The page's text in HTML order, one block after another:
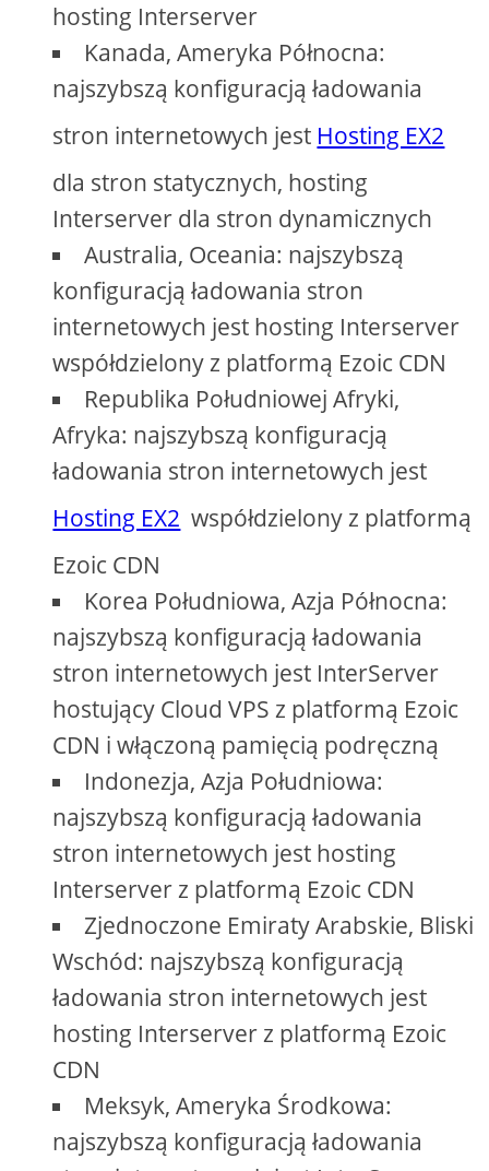
hosting Interserver
Kanada, Ameryka Północna:
najszybszą konfiguracją ładowania
stron internetowych jest Hosting EX2
dla stron statycznych, hosting
Interserver dla stron dynamicznych
Australia, Oceania: najszybszą
konfiguracją ładowania stron
internetowych jest hosting Interserver
współdzielony z platformą Ezoic CDN
Republika Południowej Afryki,
Afryka: najszybszą konfiguracją
ładowania stron internetowych jest
Hosting EX2 współdzielony z platformą
Ezoic CDN
Korea Południowa, Azja Północna:
najszybszą konfiguracją ładowania
stron internetowych jest InterServer
hostujący Cloud VPS z platformą Ezoic
CDN i włączoną pamięcią podręczną
Indonezja, Azja Południowa:
najszybszą konfiguracją ładowania
stron internetowych jest hosting
Interserver z platformą Ezoic CDN
Zjednoczone Emiraty Arabskie, Bliski
Wschód: najszybszą konfiguracją
ładowania stron internetowych jest
hosting Interserver z platformą Ezoic
CDN
Meksyk, Ameryka Środkowa:
najszybszą konfiguracją ładowania